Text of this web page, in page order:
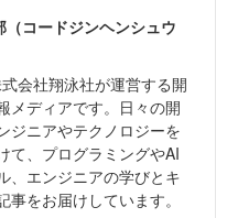
コードジンヘンシュウ
会社翔泳社が運営する開
メディアです。日々の開
ジニアやテクノロジーを
て、プログラミングやAI
、エンジニアの学びとキ
事をお届けしています。